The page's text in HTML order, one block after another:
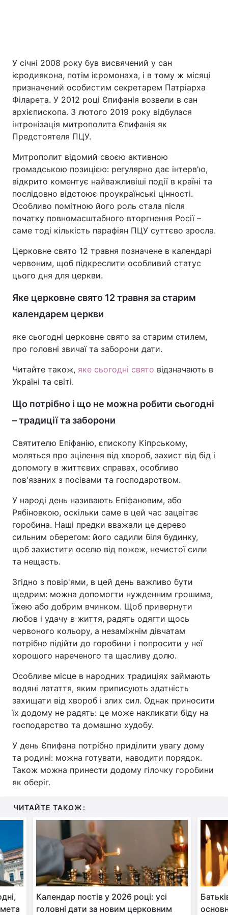
У січні 2008 року був висвячений у сан
ієродиякона, потім ієромонаха, і в тому ж місяці
призначений особистим секретарем Патріарха
Філарета. У 2012 році Єпифанія возвели в сан
архієпископа. 3 лютого 2019 року відбулася
інтронізація митрополита Єпифанія як
Предстоятеля ПЦУ.
Митрополит відомий своєю активною
громадською позицією: регулярно дає інтерв'ю,
відкрито коментує найважливіші події в країні та
послідовно відстоює проукраїнські цінності.
Особливо помітною його роль стала після
початку повномасштабного вторгнення Росії –
саме тоді кількість парафіян ПЦУ суттєво зросла.
Церковне свято 12 травня позначене в календарі
червоним, щоб підкреслити особливий статус
цього дня для церкви.
Яке церковне свято 12 травня за старим
календарем церкви
яке сьогодні церковне свято за старим стилем,
про головні звичаї та заборони дати.
Читайте також, яке сьогодні свято відзначають в
Україні та світі.
Що потрібно і що не можна робити сьогодні
– традиції та заборони
Святителю Епіфанію, єпископу Кіпрському,
моляться про зцілення від хвороб, захист від бід і
допомогу в життєвих справах, особливо
пов'язаних з посівами та господарством.
У народі день називають Епіфановим, або
Рябіновкою, оскільки саме в цей час зацвітає
горобина. Наші предки вважали це дерево
сильним оберегом: його садили біля будинку,
щоб захистити оселю від пожеж, нечистої сили
та нещасть.
Згідно з повір'ями, в цей день важливо бути
щедрим: можна допомогти нужденним грошима,
їжею або добрим вчинком. Щоб привернути
любов і удачу в життя, радять одягти щось
червоного кольору, а незаміжнім дівчатам
потрібно підійти до горобини і попросити у неї
хорошого нареченого та щасливу долю.
Особливе місце в народних традиціях займають
водяні латаття, яким приписують здатність
захищати від хвороб і злих сил. Однак приносити
їх додому не радять: це може накликати біду на
господарство та домашню худобу.
У день Єпифана потрібно приділити увагу дому
та родині: можна готувати, наводити порядок.
Також можна принести додому гілочку горобини
як оберіг.
ЧИТАЙТЕ ТАКОЖ:
Календар постів у 2026 році: усі
головні дати за новим церковним